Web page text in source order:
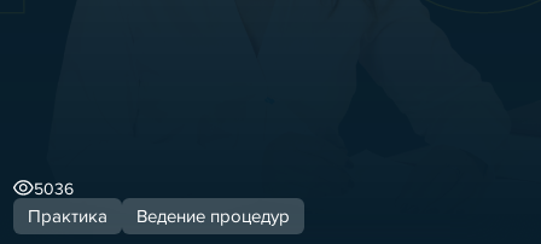
Практика Ведение процедур
5036